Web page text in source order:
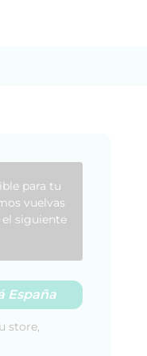
para tu
vuelvas
el siguiente
España
store,